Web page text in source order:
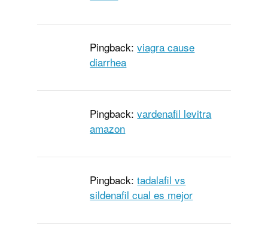
Pingback:viagra cause
diarrhea
Pingback:vardenafil levitra
amazon
Pingback:tadalafil vs
sildenafil cual es mejor